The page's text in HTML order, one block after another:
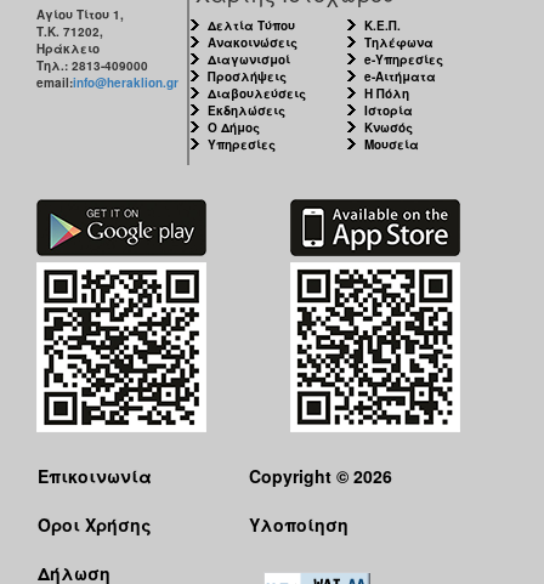
Αγίου Τίτου 1,
Τ.Κ. 71202,
Ηράκλειο
Τηλ.: 2813-409000
email:info@heraklion.gr
Δελτία Τύπου
Ανακοινώσεις
Διαγωνισμοί
Προσλήψεις
Διαβουλεύσεις
Εκδηλώσεις
Ο Δήμος
Υπηρεσίες
Κ.Ε.Π.
Τηλέφωνα
e-Υπηρεσίες
e-Αιτήματα
Η Πόλη
Ιστορία
Κνωσός
Μουσεία
Επικοινωνία
Όροι Χρήσης
Δήλωση
Copyright © 2026
Υλοποίηση